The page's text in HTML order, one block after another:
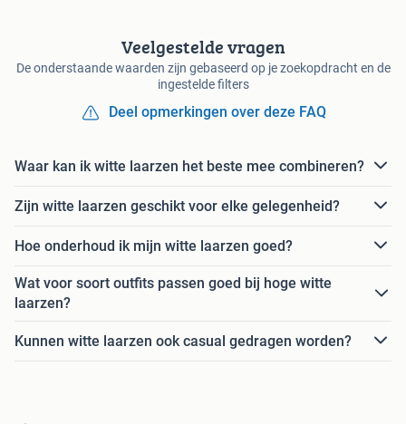
Veelgestelde vragen
De onderstaande waarden zijn gebaseerd op je zoekopdracht en de
ingestelde filters
Deel opmerkingen over deze FAQ
Waar kan ik witte laarzen het beste mee combineren?
Zijn witte laarzen geschikt voor elke gelegenheid?
Hoe onderhoud ik mijn witte laarzen goed?
Wat voor soort outfits passen goed bij hoge witte
laarzen?
Kunnen witte laarzen ook casual gedragen worden?